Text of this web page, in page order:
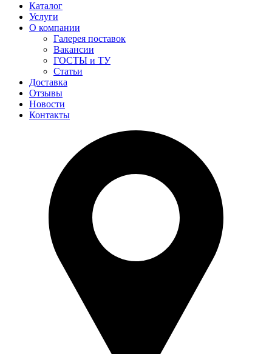
Каталог
Услуги
О компании
Галерея поставок
Вакансии
ГОСТЫ и ТУ
Статьи
Доставка
Отзывы
Новости
Контакты